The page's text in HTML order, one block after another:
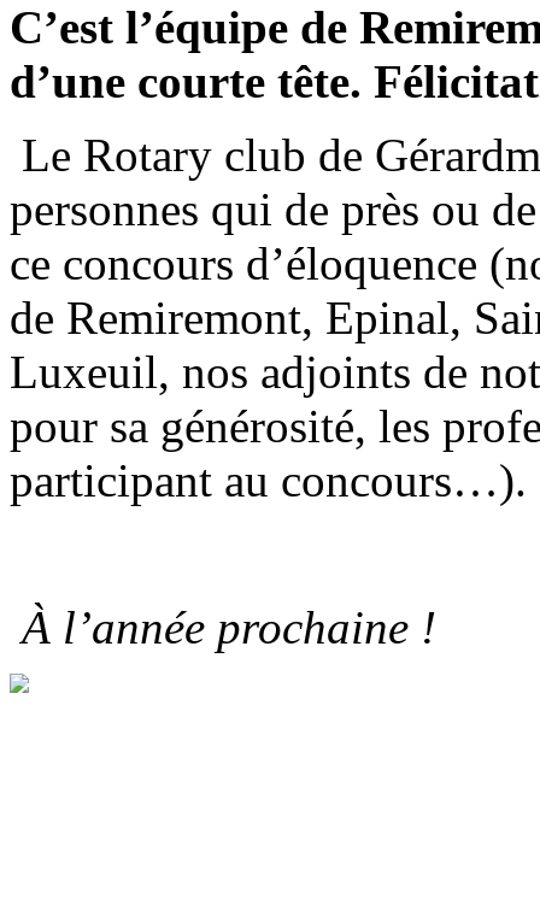
C’est l’équipe de
d’une courte tête.
Le Rotary club de
personnes qui de près ou
ce concours d’éloquence
de Remiremont, Epinal,
Luxeuil, nos adjoints de
pour sa générosité, les
participant au concours…).
À l’année prochaine !